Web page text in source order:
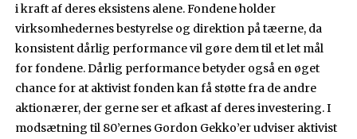
i kraft af deres eksistens alene. Fondene holder
virksomhedernes bestyrelse og direktion på tæerne, da
konsistent dårlig performance vil gøre dem til et let mål
for fondene. Dårlig performance betyder også en øget
chance for at aktivist fonden kan få støtte fra de andre
aktionærer, der gerne ser et afkast af deres investering. I
modsætning til 80’ernes Gordon Gekko’er udviser aktivist